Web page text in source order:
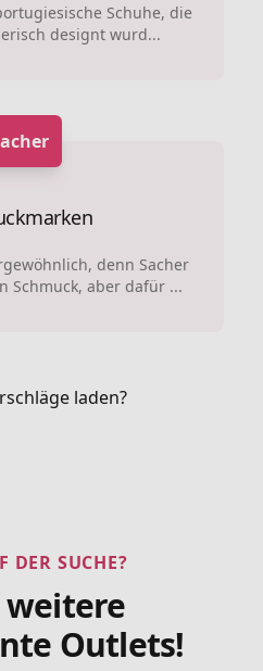
Schuhe, die
designt wurd...
denn Sacher
Schmuck, aber dafür ...
laden?
DER SUCHE?
weitere
Outlets!